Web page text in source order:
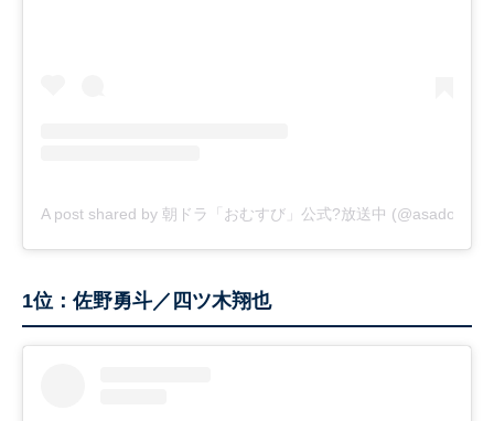
A post shared by 朝ドラ「おむすび」公式?放送中
1位：佐野勇斗／四ツ木翔也